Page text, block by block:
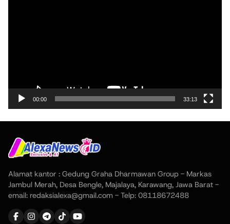
00:00 33:13
Alamat kantor : Gedung Graha Dharmawan Group - Markas
Jambul Merah, Desa Bengle, Majalaya, Karawang, Jawa Barat -
email: redaksialexa@gmail.com - Telp: 08118672488